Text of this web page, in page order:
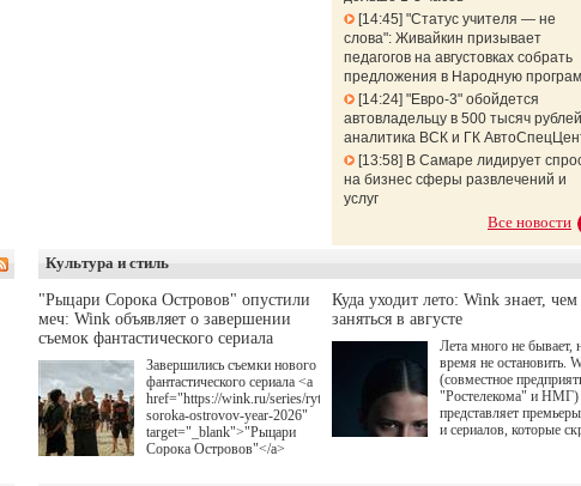
14:45 "Статус учителя — не
слова": Живайкин призывает
педагогов на августовках собрать
предложения в Народную
14:24 "Евро-3" обойдется
автовладельцу в 500 тысяч
аналитика ВСК и ГК
13:58 В Самаре лидирует
на бизнес сферы развлечений и
услуг
Все новости
Культура и стиль
"Рыцари Сорока Островов" опустили
меч: Wink объявляет о завершении
съемок фантастического сериала
Завершились съемки нового
фантастического сериала <a
href="https://wink.ru/series/rytsari-
soroka-ostrovov-year-2026"
target="_blank">"Рыцари
Сорока Островов"</a>
Куда уходит лето: Wink знает, чем
заняться в августе
Лета много не бывает,
время не остановить.
(совместное
"Ростелекома" и НМГ)
представляет
и сериалов, которые